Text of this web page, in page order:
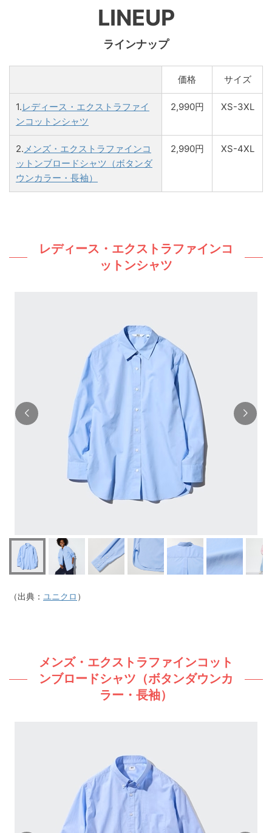
LINEUP
ラインナップ
価格 サイズ
1.レディース・エクストラファイ
ンコットンシャツ
2,990円 XS-3XL
2.メンズ・エクストラファインコ
ットンブロードシャツ（ボタンダ
ウンカラー・長袖）
2,990円 XS-4XL
レディース・エクストラファインコ
ットンシャツ
（出典： ユニクロ ）
メンズ・エクストラファインコット
ンブロードシャツ（ボタンダウンカ
ラー・長袖）